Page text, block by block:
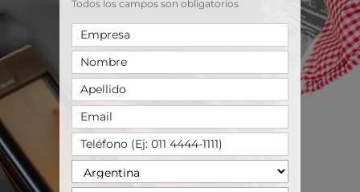
Todos los campos son obligatorios